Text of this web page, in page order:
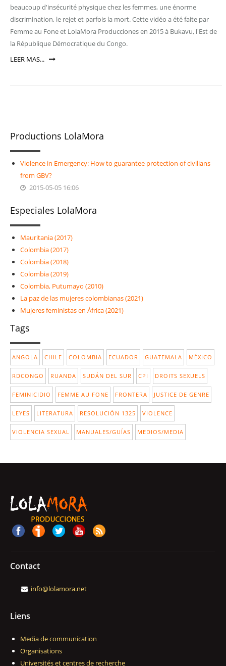
beaucoup d'insécurité physique chez les femmes, une énorme
discrimination, le rejet et parfois la mort. Cette vidéo a été faite par
Femme au Fone et LolaMora Producciones en 2015 à Bukavu, l'Est de
la République Démocratique du Congo.
LEER MAS...
Productions LolaMora
Violence in Emergency: How to guarantee protection of civilians
from GBV?
2015-05-05 16:06
Especiales LolaMora
Mauritania (2017)
Colombia (2017)
Colombia (2018)
Colombia (2019)
Colombia, Putumayo (2010)
La paz de las mujeres colombianas (2021)
Mujeres feministas en África (2021)
Tags
ANGOLA CHILE COLOMBIA ECUADOR GUATEMALA MÉXICO
RDCONGO RUANDA SUDÁN DEL SUR CPI DROITS SEXUELS
FEMINICIDIO FEMME AU FONE FRONTERA JUSTICE DE GENRE
LEYES LITERATURA RESOLUCIÓN 1325 VIOLENCE
VIOLENCIA SEXUAL MANUALES/GUÍAS MEDIOS/MEDIA
Contact
info@lolamora.net
Liens
Media de communication
Organisations
Universités et centres de recherche